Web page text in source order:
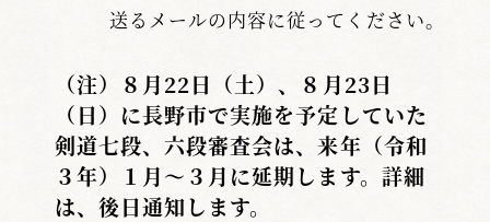
送るメールの内容に従ってください。
（注）８月22日（土）、８月23日
（日）に長野市で実施を予定していた
剣道七段、六段審査会は、来年（令和
３年）１月～３月に延期します。詳細
は、後日通知します。